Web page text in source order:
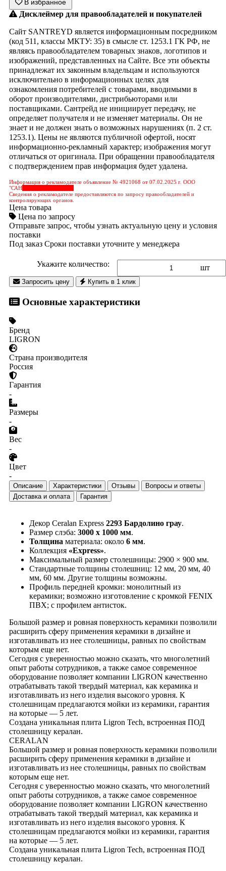
В избранное
Дисклеймер для правообладателей и покупателей
Сайт SANTREYD является информационным посредником
(код 511, классы МКТУ: 35) в смысле ст. 1253.1 ГК РФ, не
являясь правообладателем товарных знаков, логотипов и
изображений, представленных на Сайте. Все эти объекты
принадлежат их законным владельцам и используются
исключительно в информационных целях для
ознакомления потребителей с товарами, вводимыми в
оборот производителями, дистрибьюторами или
поставщиками. Сантрейд не инициирует передачу, не
определяет получателя и не изменяет материалы. Он не
знает и не должен знать о возможных нарушениях (п. 2 ст.
1253.1). Цены не являются публичной офертой, носят
информационно-рекламный характер; изображения могут
отличаться от оригинала. При обращении правообладателя
с подтверждением прав информация будет удалена.
Информация о рекламодателе объявление № 4921068 от 07.02.2025 г. ООО
"САН
Сведения о рекламодателе предоставляются по запросу правообладателей и
контролирующих органов.
Цена товара
Цена по запросу
Отправьте запрос, чтобы узнать актуальную цену и условия
поставки
Под заказ Сроки поставки уточните у менеджера
Укажите количество: шт
Запросить цену Купить в 1 клик
Основные характеристики
Бренд
LIGRON
Страна производителя
Россия
Гарантия
-
Размеры
-
Вес
-
Цвет
-
Описание Характеристики Отзывы
Вопросы и ответы
Доставка и оплата
Гарантия
Декор Ceralan Express 2293 Бардолино грау.
Размер слэба: 3000 х 1000 мм.
Толщина материала: около 6 мм.
Коллекция «Express».
Максимальный размер столешницы: 2900 × 900 мм.
Стандартные толщины столешниц: 12 мм, 20 мм, 40
мм, 60 мм. Другие толщины возможны.
Профиль передней кромки: монолитный из
керамики; возможно изготовление с кромкой FENIX
ПВХ; с профилем антисток.
Большой размер и ровная поверхность керамики позволили
расширить сферу применения керамики в дизайне и
изготавливать из нее столешницы, равных по свойствам
которым еще нет.
Сегодня с уверенностью можно сказать, что многолетний
опыт работы сотрудников, а также самое современное
оборудование позволяет компании LIGRON качественно
отрабатывать такой твердый материал, как керамика и
изготавливать из него изделия высокого уровня. К
столешницам предлагаются мойки из керамики, гарантия
на которые ― 5 лет.
Создана уникальная плита Ligron Tech, встроенная ПОД
столешницу кералан.
CERALAN
Большой размер и ровная поверхность керамики позволили
расширить сферу применения керамики в дизайне и
изготавливать из нее столешницы, равных по свойствам
которым еще нет.
Сегодня с уверенностью можно сказать, что многолетний
опыт работы сотрудников, а также самое современное
оборудование позволяет компании LIGRON качественно
отрабатывать такой твердый материал, как керамика и
изготавливать из него изделия высокого уровня. К
столешницам предлагаются мойки из керамики, гарантия
на которые ― 5 лет.
Создана уникальная плита Ligron Tech, встроенная ПОД
столешницу кералан.